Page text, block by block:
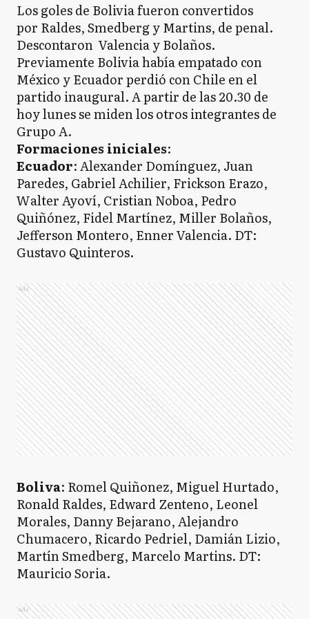
Los goles de Bolivia fueron convertidos
por Raldes, Smedberg y Martins, de penal.
Descontaron Valencia y Bolaños.
Previamente Bolivia había empatado con
México y Ecuador perdió con Chile en el
partido inaugural. A partir de las 20.30 de
hoy lunes se miden los otros integrantes de
Grupo A.
Formaciones iniciales:
Ecuador: Alexander Domínguez, Juan
Paredes, Gabriel Achilier, Frickson Erazo,
Walter Ayoví, Cristian Noboa, Pedro
Quiñónez, Fidel Martínez, Miller Bolaños,
Jefferson Montero, Enner Valencia. DT:
Gustavo Quinteros.
Ads
Boliva: Romel Quiñonez, Miguel Hurtado,
Ronald Raldes, Edward Zenteno, Leonel
Morales, Danny Bejarano, Alejandro
Chumacero, Ricardo Pedriel, Damián Lizio,
Martín Smedberg, Marcelo Martins. DT:
Mauricio Soria.
Ads